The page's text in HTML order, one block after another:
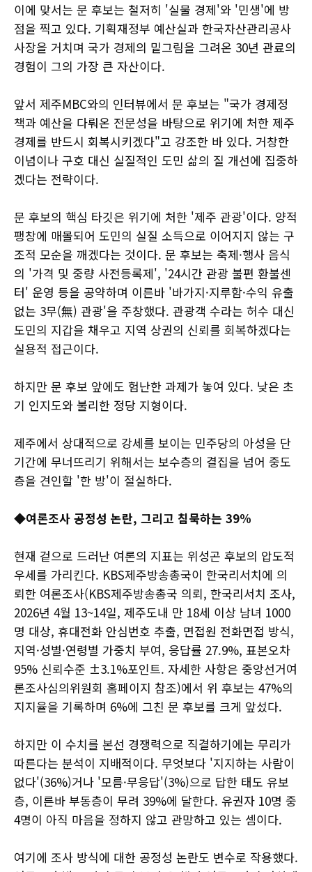
이에 맞서는 문 후보는 철저히 '실물 경제'와 '민생'에 방
점을 찍고 있다. 기획재정부 예산실과 한국자산관리공사
사장을 거치며 국가 경제의 밑그림을 그려온 30년 관료의
경험이 그의 가장 큰 자산이다.
앞서 제주MBC와의 인터뷰에서 문 후보는 "국가 경제정
책과 예산을 다뤄온 전문성을 바탕으로 위기에 처한 제주
경제를 반드시 회복시키겠다"고 강조한 바 있다. 거창한
이념이나 구호 대신 실질적인 도민 삶의 질 개선에 집중하
겠다는 전략이다.
문 후보의 핵심 타깃은 위기에 처한 '제주 관광'이다. 양적
팽창에 매몰되어 도민의 실질 소득으로 이어지지 않는 구
조적 모순을 깨겠다는 것이다. 문 후보는 축제·행사 음식
의 '가격 및 중량 사전등록제', '24시간 관광 불편 환불센
터' 운영 등을 공약하며 이른바 '바가지·지루함·수익 유출
없는 3무(無) 관광'을 주창했다. 관광객 수라는 허수 대신
도민의 지갑을 채우고 지역 상권의 신뢰를 회복하겠다는
실용적 접근이다.
하지만 문 후보 앞에도 험난한 과제가 놓여 있다. 낮은 초
기 인지도와 불리한 정당 지형이다.
제주에서 상대적으로 강세를 보이는 민주당의 아성을 단
기간에 무너뜨리기 위해서는 보수층의 결집을 넘어 중도
층을 견인할 '한 방'이 절실하다.
◆여론조사 공정성 논란, 그리고 침묵하는 39%
현재 겉으로 드러난 여론의 지표는 위성곤 후보의 압도적
우세를 가리킨다. KBS제주방송총국이 한국리서치에 의
뢰한 여론조사(KBS제주방송총국 의뢰, 한국리서치 조사,
2026년 4월 13~14일, 제주도내 만 18세 이상 남녀 1000
명 대상, 휴대전화 안심번호 추출, 면접원 전화면접 방식,
지역·성별·연령별 가중치 부여, 응답률 27.9%, 표본오차
95% 신뢰수준 ±3.1%포인트. 자세한 사항은 중앙선거여
론조사심의위원회 홈페이지 참조)에서 위 후보는 47%의
지지율을 기록하며 6%에 그친 문 후보를 크게 앞섰다.
하지만 이 수치를 본선 경쟁력으로 직결하기에는 무리가
따른다는 분석이 지배적이다. 무엇보다 '지지하는 사람이
없다'(36%)거나 '모름·무응답'(3%)으로 답한 태도 유보
층, 이른바 부동층이 무려 39%에 달한다. 유권자 10명 중
4명이 아직 마음을 정하지 않고 관망하고 있는 셈이다.
여기에 조사 방식에 대한 공정성 논란도 변수로 작용했다.